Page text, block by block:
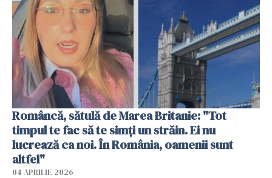
Româncă, sătulă de Marea Britanie: "Tot
timpul te fac să te simți un străin. Ei nu
lucrează ca noi. În România, oamenii sunt
altfel"
04 APRILIE 2026